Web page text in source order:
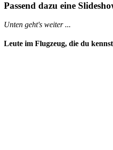
Passend dazu eine
Unten geht's weiter ...
Leute im Flugzeug, die du